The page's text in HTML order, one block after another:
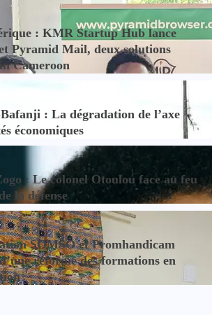
: KMR Startup Hub lance
Pyramid Mail, deux solutions
Cameroon
: La dégradation de l’axe
économiques
: Le colonel Otoulou face au feu
la défense
SOMSO et Promhandicam
réforme des formations en